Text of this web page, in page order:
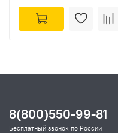
8(800)550-99-81
Бесплатный звонок по России